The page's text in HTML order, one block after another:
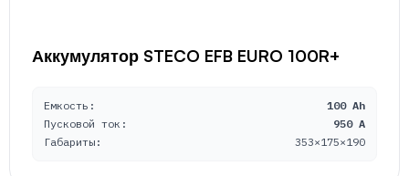
Аккумулятор STECO EFB EURO 100R+
Емкость:
100 Ah
Пусковой ток:
950 A
Габариты:
353×175×190